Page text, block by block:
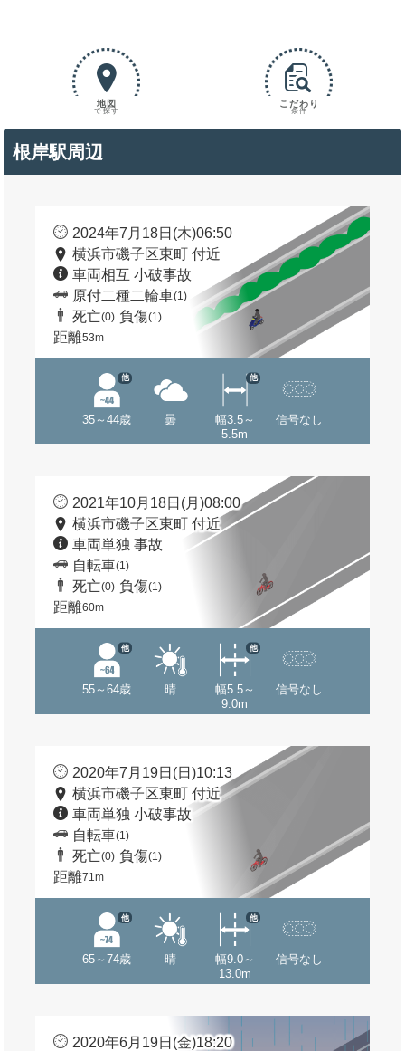
地図
で探す
こだわり
条件
根岸駅周辺
2024年7月18日(木)06:50
横浜市磯子区東町 付近
車両相互 小破事故
原付二種二輪車(1)
死亡(0) 負傷(1)
距離53m
35～44歳
他
曇
幅3.5～
5.5m
他
信号なし
2021年10月18日(月)08:00
横浜市磯子区東町 付近
車両単独 事故
自転車(1)
死亡(0) 負傷(1)
距離60m
55～64歳
他
晴
幅5.5～
9.0m
他
信号なし
2020年7月19日(日)10:13
横浜市磯子区東町 付近
車両単独 小破事故
自転車(1)
死亡(0) 負傷(1)
距離71m
65～74歳
他
晴
幅9.0～
13.0m
他
信号なし
2020年6月19日(金)18:20